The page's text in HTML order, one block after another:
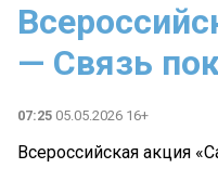
— Связь
07:25 05.05.2026 16+
Всероссийская акция